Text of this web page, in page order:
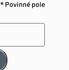
* Povinné pole